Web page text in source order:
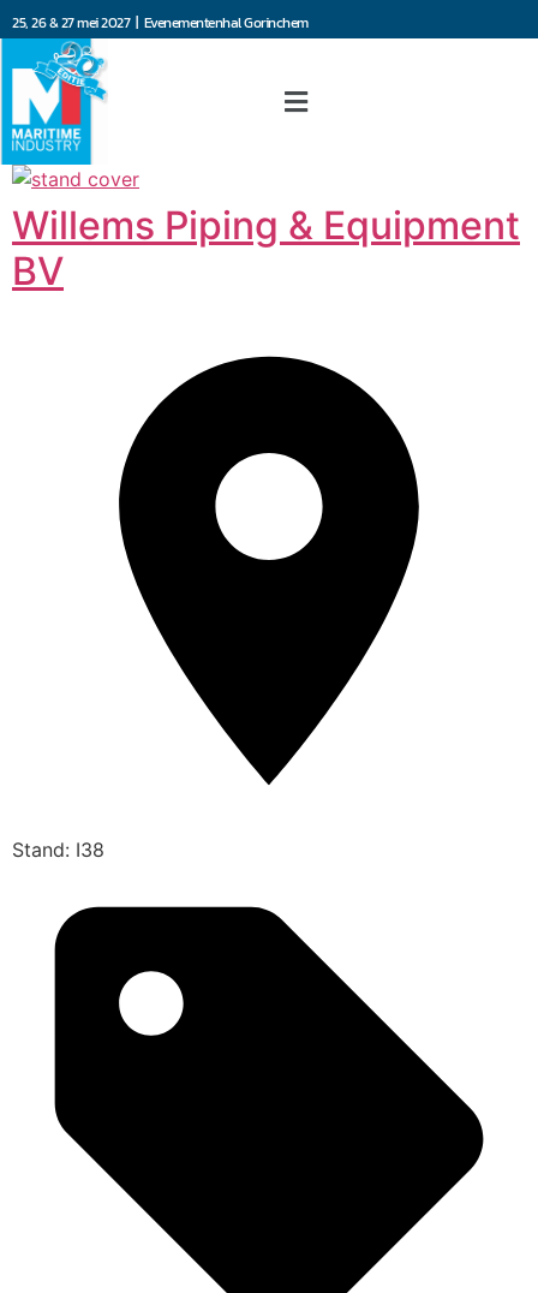
25, 26 & 27 mei 2027 | Evenementenhal Gorinchem
Willems Piping & Equipment
BV
Stand: I38